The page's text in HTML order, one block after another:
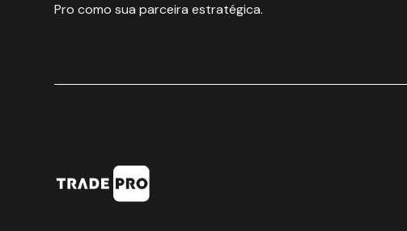
Pro como sua parceira estratégica.